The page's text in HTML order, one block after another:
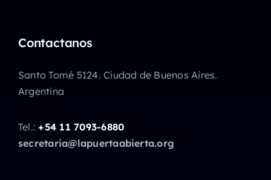
Contactanos
Santo Tomé 5124. Ciudad de Buenos Aires.
Argentina
Tel.:+54 11 7093-6880
secretaria@lapuertaabierta.org